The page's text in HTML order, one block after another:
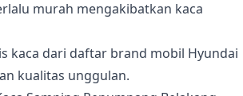
murah mengakibatkan kaca
kaca dari daftar brand mobil Hyundai
kualitas unggulan.